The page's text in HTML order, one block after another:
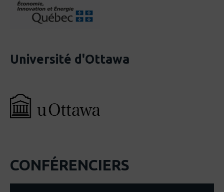
Université d'Ottawa
CONFÉRENCIERS